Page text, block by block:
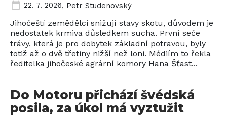
22. 7. 2026, Petr Studenovský
Jihočeští zemědělci snižují stavy skotu, důvodem je
nedostatek krmiva důsledkem sucha. První seče
trávy, která je pro dobytek základní potravou, byly
totiž až o dvě třetiny nižší než loni. Médiím to řekla
ředitelka jihočeské agrární komory Hana Šťast...
Do Motoru přichází švédská
posila, za úkol má vyztužit